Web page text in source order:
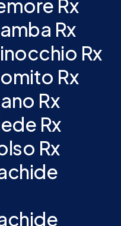
Rx
Rx
Rx
Rx
Rx
Rx
Rx